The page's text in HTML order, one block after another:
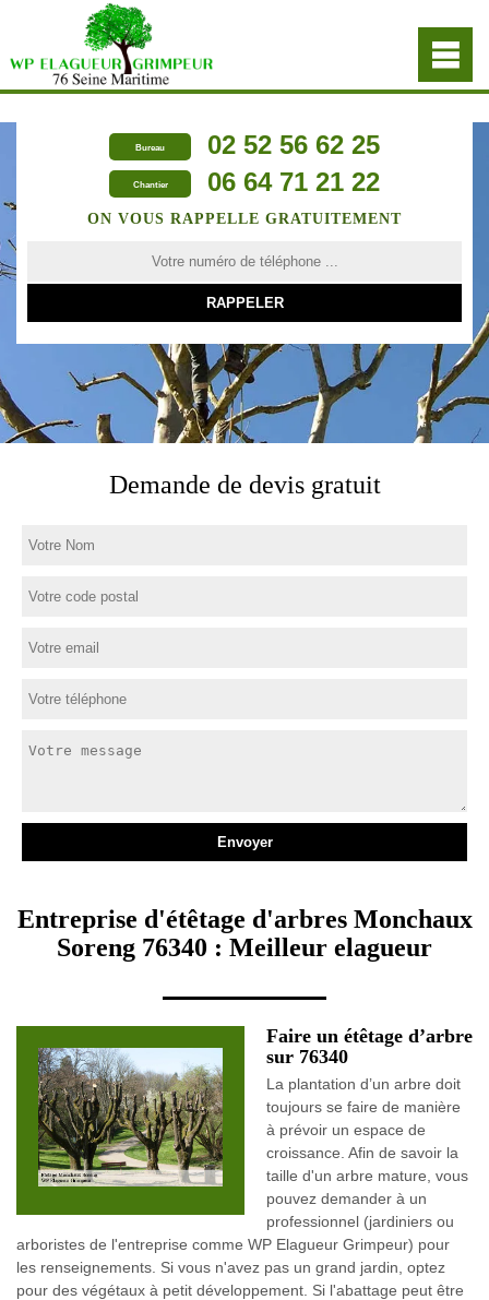
Bureau 02 52 56 62 25
Chantier 06 64 71 21 22
ON VOUS RAPPELLE GRATUITEMENT
Demande de devis gratuit
Entreprise d'étêtage d'arbres Monchaux
Soreng 76340 : Meilleur elagueur
Faire un étêtage d’arbre
sur 76340
La plantation d’un arbre doit
toujours se faire de manière
à prévoir un espace de
croissance. Afin de savoir la
taille d'un arbre mature, vous
pouvez demander à un
professionnel (jardiniers ou
arboristes de l'entreprise comme WP Elagueur Grimpeur) pour
les renseignements. Si vous n'avez pas un grand jardin, optez
pour des végétaux à petit développement. Si l'abattage peut être